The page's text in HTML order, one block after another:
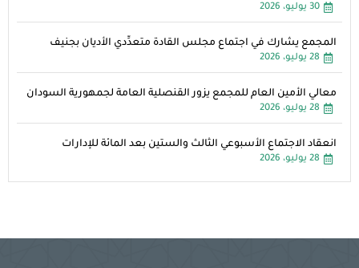
30 يوليو، 2026
المجمع يشارك في اجتماع مجلس القادة متعدِّدي الأديان بجنيف
28 يوليو، 2026
معالي الأمين العام للمجمع يزور القنصلية العامة لجمهورية السودان
28 يوليو، 2026
انعقاد الاجتماع الأسبوعي الثالث والستين بعد المائة للإدارات
28 يوليو، 2026